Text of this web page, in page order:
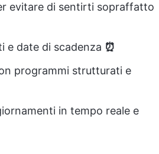
evitare di sentirti sopraffatto
e date di scadenza ⏰
programmi strutturati e
in tempo reale e